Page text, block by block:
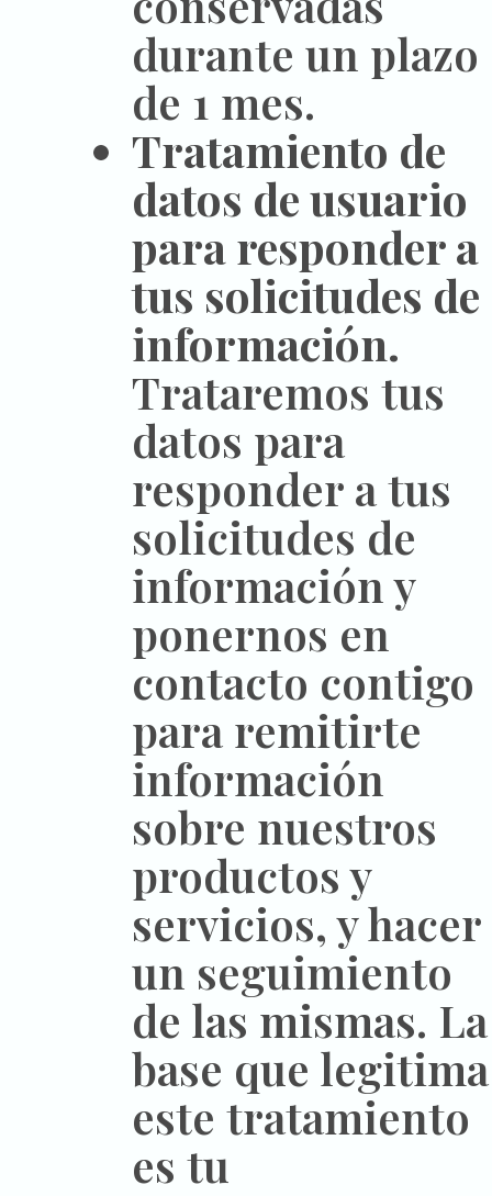
durante un plazo
de 1 mes.
Tratamiento de
datos de usuario
para responder a
tus solicitudes de
información.
Trataremos tus
datos para
responder a tus
solicitudes de
información y
ponernos en
contacto contigo
para remitirte
información
sobre nuestros
productos y
servicios, y hacer
un seguimiento
de las mismas. La
base que legitima
este tratamiento
es tu